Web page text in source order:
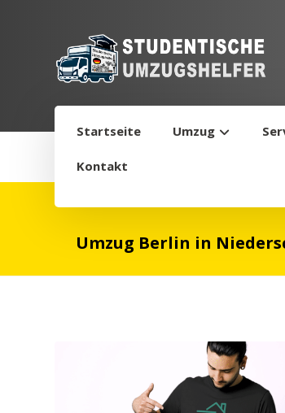
Startseite Umzug
Kontakt
Umzug Berlin in